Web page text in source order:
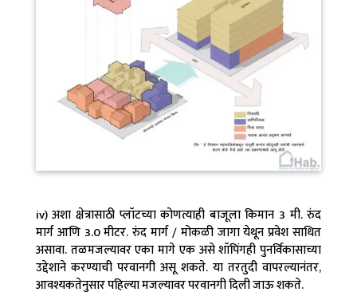
iv) अशा क्षेत्रासाठी प्लॉटच्या कोणत्याही बाजूला किमान 3 मी. रुंद
मार्ग आणि 3.0 मीटर. रुंद मार्ग / मोकळी जागा येथून प्रवेश साधित
असावा. तळमजल्यावर एका मागे एक असे शॉपिंगही पुनर्विकासाच्या
उद्देशाने करण्याची परवानगी असू शकते. या तरतुदी वापरल्यानंतर,
आवश्यकतेनुसार पहिल्या मजल्यावर परवानगी दिली जाऊ शकते.